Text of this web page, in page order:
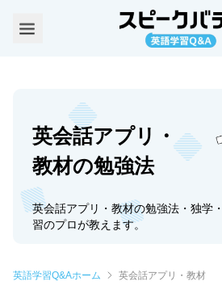
英会話アプリ・
教材の勉強法
英会話アプリ・教材の勉強法・独学
習のプロが教えます。
英語学習Q&Aホーム 英会話アプリ・教材